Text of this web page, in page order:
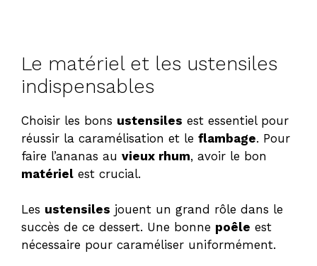
Le matériel et les ustensiles
indispensables
Choisir les bons ustensiles est essentiel pour
réussir la caramélisation et le flambage. Pour
faire l’ananas au vieux rhum, avoir le bon
matériel est crucial.
Les ustensiles jouent un grand rôle dans le
succès de ce dessert. Une bonne poêle est
nécessaire pour caraméliser uniformément.